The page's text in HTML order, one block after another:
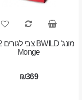
Monge
₪369